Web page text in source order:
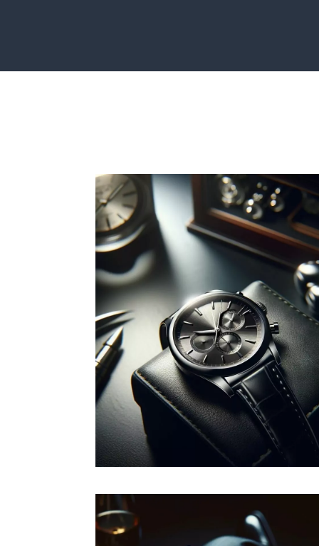
Développer votre
marque
Une stratégie de marque (brand
strategy en anglais) est le guide
qui oriente les décisions d'une
entreprise pour construire une
marque performante sur le
marché.